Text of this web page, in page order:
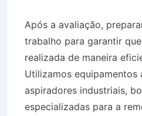
Após a avaliação,
trabalho para garantir
realizada de maneira
Utilizamos equipamentos
aspiradores industriais,
especializadas para a